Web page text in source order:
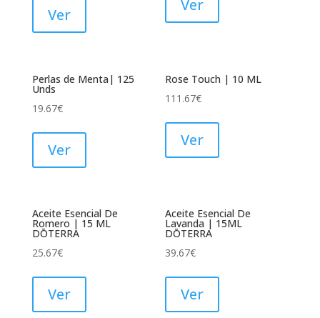
Ver
Ver
Perlas de Menta| 125
Unds
19.67€
Ver
Rose Touch | 10 ML
111.67€
Ver
Aceite Esencial De
Romero | 15 ML
DŌTERRA
25.67€
Ver
Aceite Esencial De
Lavanda | 15ML
DŌTERRA
39.67€
Ver